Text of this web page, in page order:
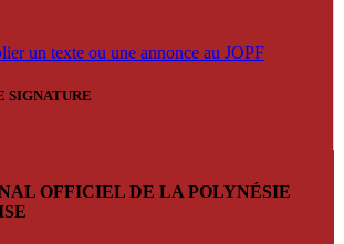
un texte ou une annonce au JOPF
SIGNATURE
OFFICIEL DE LA POLYNÉSIE